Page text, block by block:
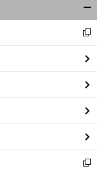
閉
る
新
し
い
ウ
ィ
ン
ド
ウ
で
開
く
新